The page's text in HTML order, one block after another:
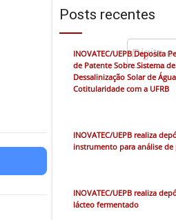
Posts recentes
INOVATEC/UEPB Deposita
de Patente Sobre Sistema de
Dessalinização Solar de
Cotitularidade com a UFRB
INOVATEC/UEPB realiza
instrumento para análise de
INOVATEC/UEPB realiza
lácteo fermentado